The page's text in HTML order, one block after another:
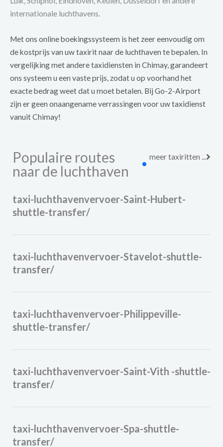
internationale luchthavens.
Met ons online boekingssysteem is het zeer eenvoudig om
de kostprijs van uw taxirit naar de luchthaven te bepalen. In
vergelijking met andere taxidiensten in Chimay, garandeert
ons systeem u een vaste prijs, zodat u op voorhand het
exacte bedrag weet dat u moet betalen. Bij Go-2-Airport
zijn er geen onaangename verrassingen voor uw taxidienst
vanuit Chimay!
Populaire routes
naar de luchthaven
meer taxiritten ...
taxi-luchthavenvervoer-Saint-Hubert-
shuttle-transfer/
taxi-luchthavenvervoer-Stavelot-shuttle-
transfer/
taxi-luchthavenvervoer-Philippeville-
shuttle-transfer/
taxi-luchthavenvervoer-Saint-Vith -shuttle-
transfer/
taxi-luchthavenvervoer-Spa-shuttle-
transfer/